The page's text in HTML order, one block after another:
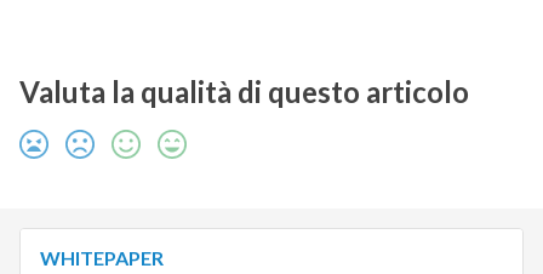
Valuta la qualità di questo articolo
WHITEPAPER